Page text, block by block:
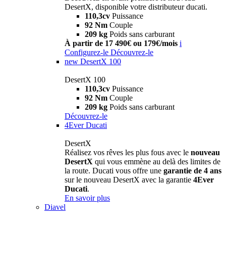
DesertX, disponible votre distributeur ducati.
110,3cv Puissance
92 Nm Couple
209 kg Poids sans carburant
À partir de 17 490€ ou 179€/mois i
Configurez-le Découvrez-le
new DesertX 100
DesertX 100
110,3cv Puissance
92 Nm Couple
209 kg Poids sans carburant
Découvrez-le
4Ever Ducati
DesertX
Réalisez vos rêves les plus fous avec le nouveau
DesertX qui vous emmène au delà des limites de
la route. Ducati vous offre une garantie de 4 ans
sur le nouveau DesertX avec la garantie 4Ever
Ducati.
En savoir plus
Diavel